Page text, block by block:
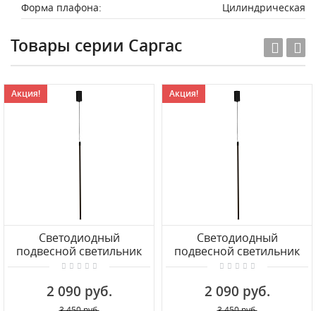
Форма плафона:
Цилиндрическая
Товары серии Саргас
Акция!
Светодиодный
подвесной светильник
KINK Light Саргас 08427-
2 090 руб.
Акция!
Светодиодный
подвесной светильник
KINK Light Саргас 08427-
2 090 руб.